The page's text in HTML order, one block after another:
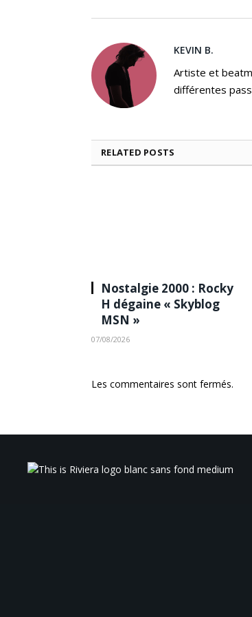
KEVIN B.
Artiste et
différentes
RELATED POSTS
Nostalgie 2000 : Rocky
H dégaine « Skyblog
MSN »
07/08/2026
Les commentaires sont fermés.